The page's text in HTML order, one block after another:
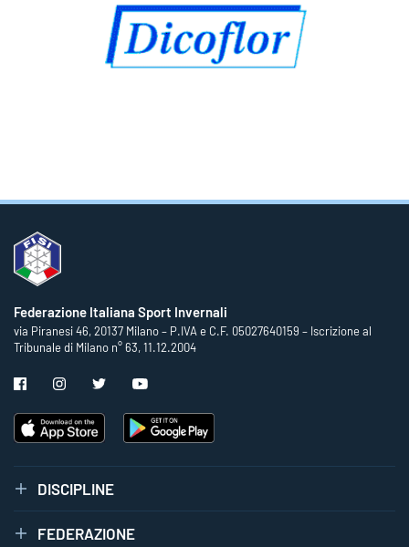
Federazione Italiana Sport Invernali
via Piranesi 46, 20137 Milano – P.IVA e C.F. 05027640159 – Iscrizione al
Tribunale di Milano n° 63, 11.12.2004
DISCIPLINE
FEDERAZIONE